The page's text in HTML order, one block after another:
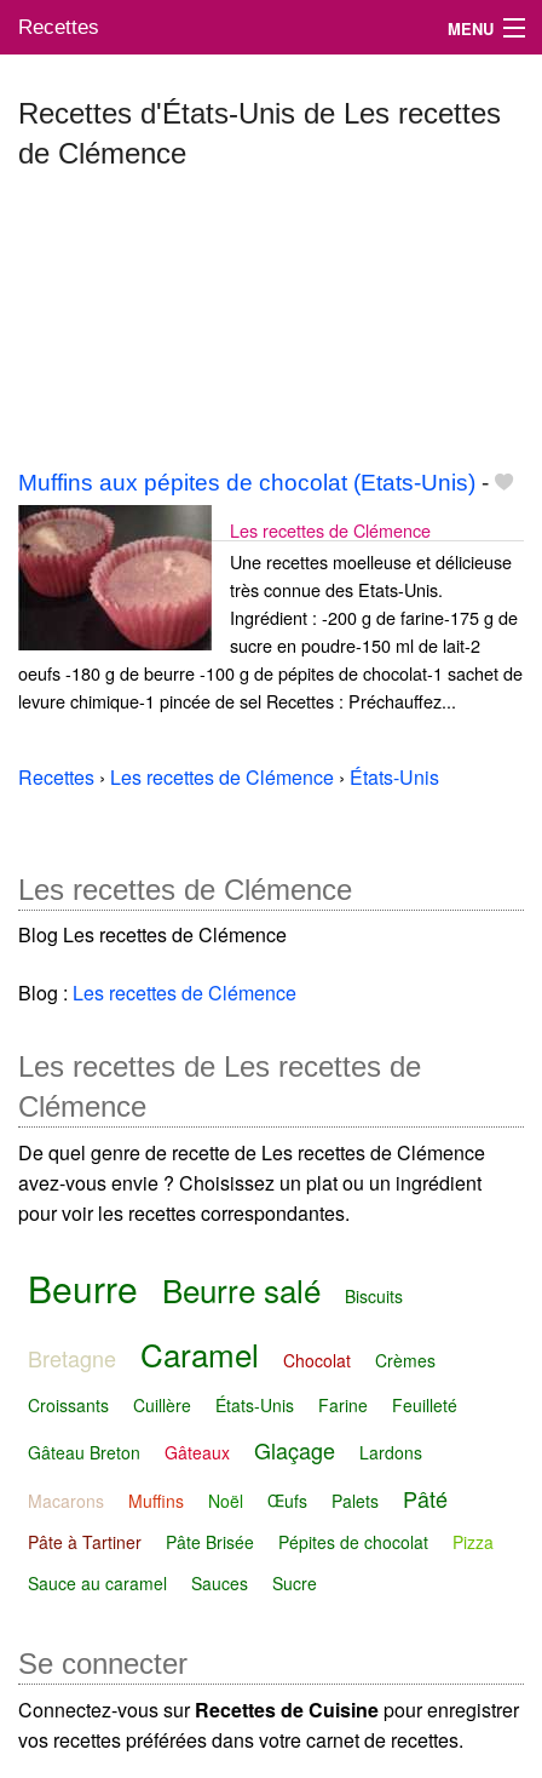
Recettes MENU
Mes blogs préférés
Recettes d'États-Unis de Les recettes
de Clémence
Muffins aux pépites de chocolat (Etats-Unis) -
Les recettes de Clémence
Une recettes moelleuse et délicieuse
très connue des Etats-Unis.
Ingrédient : -200 g de farine-175 g de
sucre en poudre-150 ml de lait-2
oeufs -180 g de beurre -100 g de pépites de chocolat-1 sachet de
levure chimique-1 pincée de sel Recettes : Préchauffez...
Recettes › Les recettes de Clémence › États-Unis
Les recettes de Clémence
Blog Les recettes de Clémence
Blog : Les recettes de Clémence
Les recettes de Les recettes de
Clémence
De quel genre de recette de Les recettes de Clémence
avez-vous envie ? Choisissez un plat ou un ingrédient
pour voir les recettes correspondantes.
Beurre Beurre salé Biscuits
Bretagne Caramel Chocolat
Crèmes
Croissants
Cuillère États-Unis Farine
Feuilleté
Gâteau Breton
Gâteaux Glaçage
Lardons
Macarons
Muffins Noël Œufs Palets Pâté
Pâte à Tartiner Pâte Brisée Pépites de chocolat
Pizza
Sauce au caramel
Sauces Sucre
Se connecter
Connectez-vous surRecettes de Cuisinepour enregistrer
vos recettes préférées dans votre carnet de recettes.